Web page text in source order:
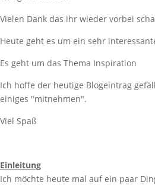
Vielen Dank das ihr wieder vorbei
Heute geht es um ein sehr
Es geht um das Thema Inspiration
Ich hoffe der heutige Blogeintrag
einiges "mitnehmen".
Viel Spaß
Einleitung
Ich möchte heute mal auf ein paar